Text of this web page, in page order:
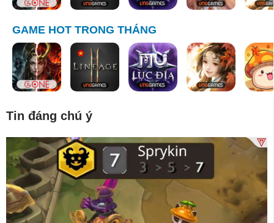
GAME HOT TRONG THÁNG
Tin đáng chú ý